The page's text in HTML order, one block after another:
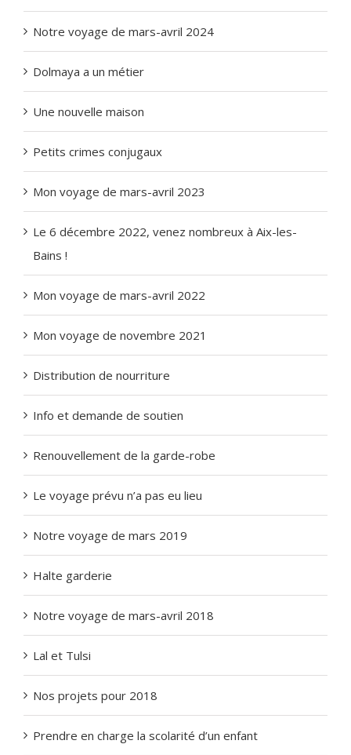
Notre voyage de mars-avril 2024
Dolmaya a un métier
Une nouvelle maison
Petits crimes conjugaux
Mon voyage de mars-avril 2023
Le 6 décembre 2022, venez nombreux à Aix-les-
Bains !
Mon voyage de mars-avril 2022
Mon voyage de novembre 2021
Distribution de nourriture
Info et demande de soutien
Renouvellement de la garde-robe
Le voyage prévu n’a pas eu lieu
Notre voyage de mars 2019
Halte garderie
Notre voyage de mars-avril 2018
Lal et Tulsi
Nos projets pour 2018
Prendre en charge la scolarité d’un enfant